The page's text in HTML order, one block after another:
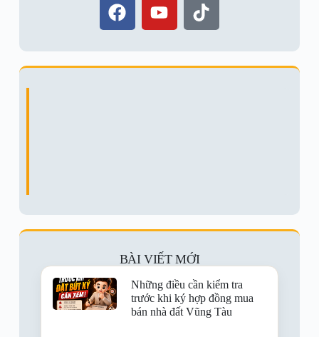
BÀI VIẾT MỚI
Những điều cần kiểm tra
trước khi ký hợp đồng mua
bán nhà đất Vũng Tàu